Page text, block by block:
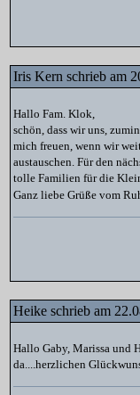
Iris Kern schrieb am
Hallo Fam. Klok,
schön, dass wir uns,
mich freuen, wenn wir
austauschen. Für den
tolle Familien für die
Ganz liebe Grüße vom
Heike schrieb am
Hallo Gaby, Marissa und
da....herzlichen